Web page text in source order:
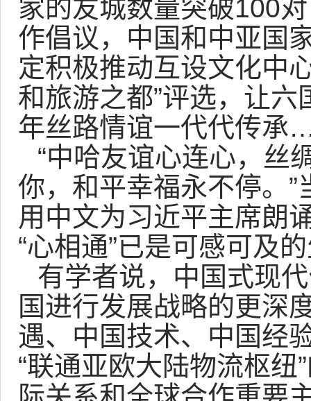
家的友城数量突破100
作倡议，中国和中亚国
定积极推动互设文化中
和旅游之都”评选，让
年丝路情谊一代代传
“中哈友谊心连心，丝
你，和平幸福永不停。
用中文为习近平主席朗
“心相通”已是可感可及
有学者说，中国式现
国进行发展战略的更深
遇、中国技术、中国经
“联通亚欧大陆物流枢纽